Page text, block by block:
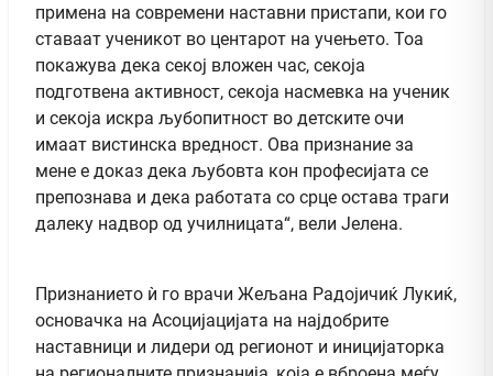
примена на современи наставни пристапи, кои го
ставаат ученикот во центарот на учењето. Тоа
покажува дека секој вложен час, секоја
подготвена активност, секоја насмевка на ученик
и секоја искра љубопитност во детските очи
имаат вистинска вредност. Ова признание за
мене е доказ дека љубовта кон професијата се
препознава и дека работата со срце остава траги
далеку надвор од училницата“, вели Јелена.
Признанието ѝ го врачи Жељана Радојичиќ Лукиќ,
основачка на Асоцијацијата на најдобрите
наставници и лидери од регионот и иницијаторка